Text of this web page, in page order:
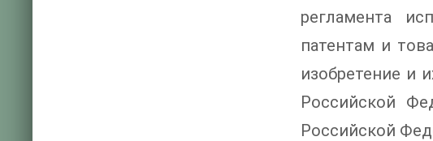
регламента
патентам и
изобретение и
Российской
Российской